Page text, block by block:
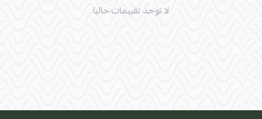
لا توجد تقييمات حاليا